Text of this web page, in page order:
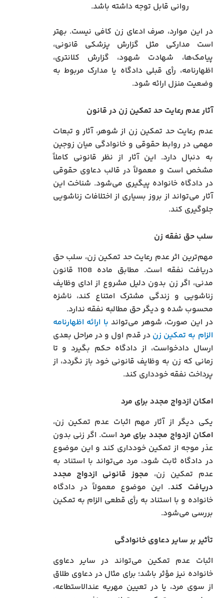
روانی قابل توجه داشته باشد.
در این موارد، صرف ادعای زن کافی نیست. بهتر
است مدارکی مثل گزارش پزشکی قانونی،
پیامک‌ها، شهادت شهود، گزارش کلانتری،
اظهارنامه، رأی قبلی دادگاه یا مدارک مربوط به
وضعیت منزل ارائه شود.
آثار عدم رعایت حد تمکین زن در قانون
عدم رعایت حد تمکین زن از شوهر، آثار و تبعات
مهمی در روابط حقوقی و خانوادگی میان زوجین
به دنبال دارد. این آثار از نظر قانونی کاملاً
مشخص است و معمولاً در قالب دعاوی حقوقی
در دادگاه خانواده پیگیری می‌شود. شناخت این
آثار می‌تواند از بروز بسیاری از اختلافات زناشویی
جلوگیری کند.
سلب حق نفقه زن
مهم‌ترین اثر عدم رعایت حد تمکین زن، سلب حق
دریافت نفقه است. مطابق ماده 1108 قانون
مدنی، اگر زن بدون دلیل مشروع از ادای وظایف
زناشویی و زندگی مشترک امتناع کند، ناشزه
محسوب شده و دیگر حق مطالبه نفقه ندارد.
در این صورت، شوهر می‌تواندبا ارائه اظهارنامه
الزام به تمکین زندر قدم اول و در مراحل بعدی
ارسال دادخواست، از دادگاه حکم بگیرد و تا
زمانی که زن به وظایف قانونی خود باز نگردد، از
پرداخت نفقه خودداری کند.
امکان ازدواج مجدد برای مرد
یکی دیگر از آثار مهم اثبات عدم تمکین زن،
امکان ازدواج مجدد برای مرد است. اگر زنی بدون
عذر موجه از تمکین خودداری کند و این موضوع
در دادگاه ثابت شود، مرد می‌تواند با استناد به
عدم تمکین زن، مجوز قانونی ازدواج مجدد
دریافت کند. این موضوع معمولاً در دادگاه
خانواده و با استناد به رأی قطعی الزام به تمکین
بررسی می‌شود.
تأثیر بر سایر دعاوی خانوادگی
اثبات عدم تمکین می‌تواند در سایر دعاوی
خانواده نیز مؤثر باشد؛ برای مثال در دعاوی طلاق
از سوی مرد، یا در تعیین مهریه عندالاستطاعه،